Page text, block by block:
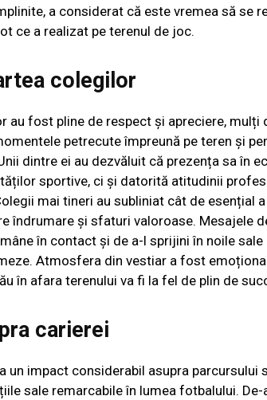
a considerat că este vremea să se
ce a realizat pe terenul de joc.
colegilor
au fost pline de respect și apreciere,
petrecute împreună pe teren și
dintre ei au dezvăluit că prezența sa în
sportive, ci și datorită atitudinii
mai tineri au subliniat cât de esențial
îndrumare și sfaturi valoroase. Mesajele
în contact și de a-l sprijini în noile
Atmosfera din vestiar a fost
în afara terenului va fi la fel de plin de
carierei
un impact considerabil asupra parcursului
sale remarcabile în lumea fotbalului.